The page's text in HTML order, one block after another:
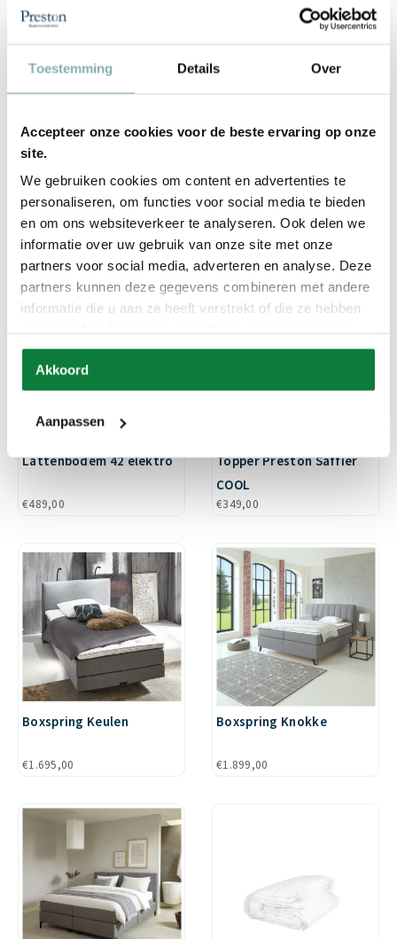
Toestemming Details Over
Accepteer onze cookies voor de beste ervaring op onze
site.
We gebruiken cookies om content en advertenties te
personaliseren, om functies voor social media te bieden
en om ons websiteverkeer te analyseren. Ook delen we
informatie over uw gebruik van onze site met onze
partners voor social media, adverteren en analyse. Deze
partners kunnen deze gegevens combineren met andere
informatie die u aan ze heeft verstrekt of die ze hebben
Akkoord
Aanpassen
Lattenbodem 42 vlak
€179,00
Matras Robijn REVERSE
€569,00
Lattenbodem 42 elektro
€489,00
Topper Preston Saffier
COOL
€349,00
Boxspring Keulen
€1.695,00
Boxspring Knokke
€1.899,00